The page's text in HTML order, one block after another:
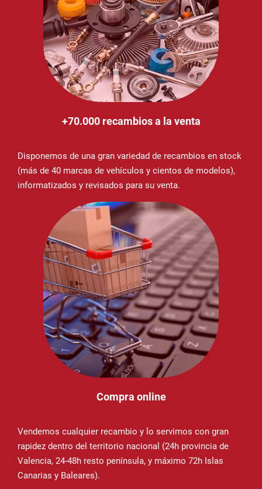
+70.000 recambios a la venta
Disponemos de una gran variedad de recambios en stock
(más de 40 marcas de vehículos y cientos de modelos),
informatizados y revisados para su venta.
Compra online
Vendemos cualquier recambio y lo servimos con gran
rapidez dentro del territorio nacional (24h provincia de
Valencia, 24-48h resto península, y máximo 72h Islas
Canarias y Baleares).